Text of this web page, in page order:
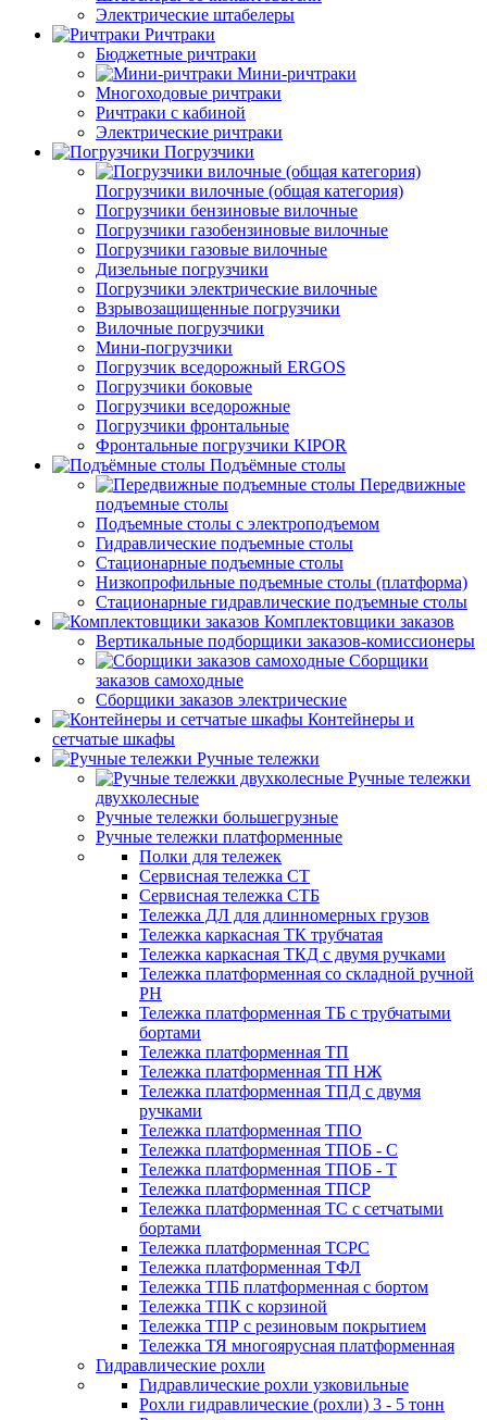
Электрические штабелеры
Ричтраки
Бюджетные ричтраки
Мини-ричтраки
Многоходовые ричтраки
Ричтраки с кабиной
Электрические ричтраки
Погрузчики
Погрузчики вилочные (общая категория)
Погрузчики бензиновые вилочные
Погрузчики газобензиновые вилочные
Погрузчики газовые вилочные
Дизельные погрузчики
Погрузчики электрические вилочные
Взрывозащищенные погрузчики
Вилочные погрузчики
Мини-погрузчики
Погрузчик вседорожный ERGOS
Погрузчики боковые
Погрузчики вседорожные
Погрузчики фронтальные
Фронтальные погрузчики KIPOR
Подъёмные столы
Передвижные
подъемные столы
Подъемные столы с электроподъемом
Гидравлические подъемные столы
Стационарные подъемные столы
Низкопрофильные подъемные столы (платформа)
Стационарные гидравлические подъемные столы
Комплектовщики заказов
Вертикальные подборщики заказов-комиссионеры
Сборщики
заказов самоходные
Сборщики заказов электрические
Контейнеры и
сетчатые шкафы
Ручные тележки
Ручные тележки
двухколесные
Ручные тележки большегрузные
Ручные тележки платформенные
Полки для тележек
Сервисная тележка СТ
Сервисная тележка СТБ
Тележка ДЛ для длинномерных грузов
Тележка каркасная ТК трубчатая
Тележка каркасная ТКД с двумя ручками
Тележка платформенная со складной ручной
PH
Тележка платформенная ТБ с трубчатыми
бортами
Тележка платформенная ТП
Тележка платформенная ТП НЖ
Тележка платформенная ТПД с двумя
ручками
Тележка платформенная ТПО
Тележка платформенная ТПОБ - С
Тележка платформенная ТПОБ - Т
Тележка платформенная ТПСР
Тележка платформенная ТС с сетчатыми
бортами
Тележка платформенная ТСРС
Тележка платформенная ТФЛ
Тележка ТПБ платформенная с бортом
Тележка ТПК с корзиной
Тележка ТПР с резиновым покрытием
Тележка ТЯ многоярусная платформенная
Гидравлические рохли
Гидравлические рохли узковильные
Рохли гидравлические (рохли) 3 - 5 тонн